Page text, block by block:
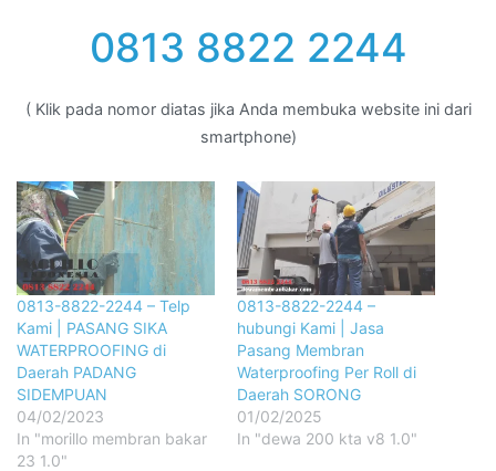
0813 8822 2244
( Klik pada nomor diatas jika Anda membuka website ini dari
smartphone)
0813-8822-2244 – Telp
Kami | PASANG SIKA
WATERPROOFING di
Daerah PADANG
SIDEMPUAN
04/02/2023
In "morillo membran bakar
23 1.0"
0813-8822-2244 –
hubungi Kami | Jasa
Pasang Membran
Waterproofing Per Roll di
Daerah SORONG
01/02/2025
In "dewa 200 kta v8 1.0"